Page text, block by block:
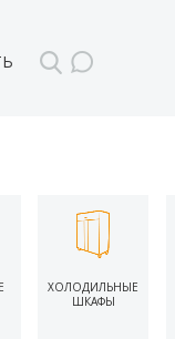
ХОЛОДИЛЬНЫЕ
ШКАФЫ